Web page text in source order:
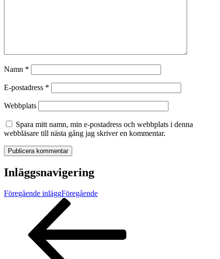
Namn *
E-postadress *
Webbplats
Spara mitt namn, min e-postadress och webbplats i denna
webbläsare till nästa gång jag skriver en kommentar.
Inläggsnavigering
Föregående inläggFöregående